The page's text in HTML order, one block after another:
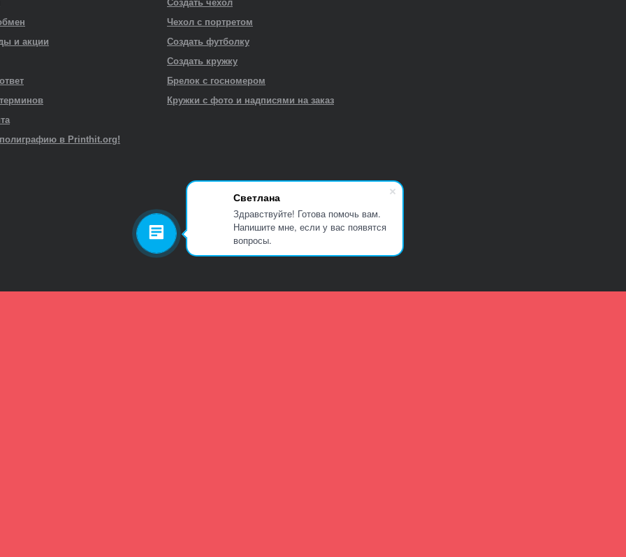
Светлана
Здравствуйте! Готова помочь вам.
Напишите мне, если у вас появятся
вопросы.
и акции
полиграфию в Printhit.org!
Создать чехол
Чехол с портретом
Создать футболку
Создать кружку
Брелок с госномером
Кружки с фото и надписями на заказ